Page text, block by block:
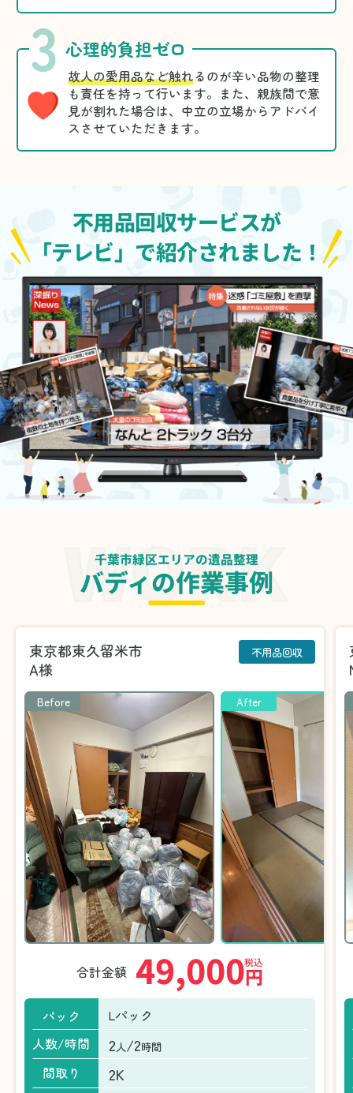
3 心理的負担ゼロ
故人の愛用品など触れるのが辛い品物の整理
も責任を持って行います。また、親族間で意
見が割れた場合は、中立の立場からアドバイ
スさせていただきます。
不用品回収サービスが
「テレビ」で紹介されました！
千葉市緑区エリアの遺品整理
バディの作業事例
東京都東久留米市
A様
不用品回収
Before After
合計金額 49,000円
税込
パック
Lパック
人数/時間
2人 /2時間
間取り 2K